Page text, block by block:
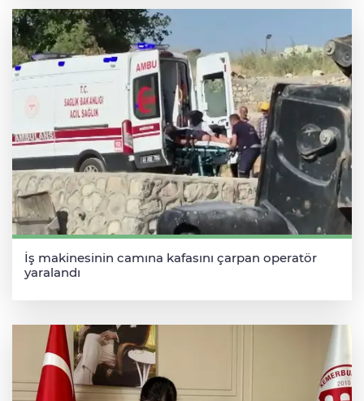
İş makinesinin camına kafasını çarpan operatör
yaralandı